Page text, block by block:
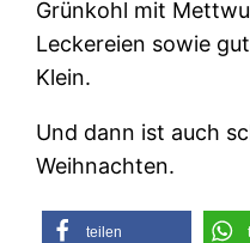
Grünkohl mit
Leckereien sowie
Klein.
Und dann ist auch
Weihnachten.
teilen